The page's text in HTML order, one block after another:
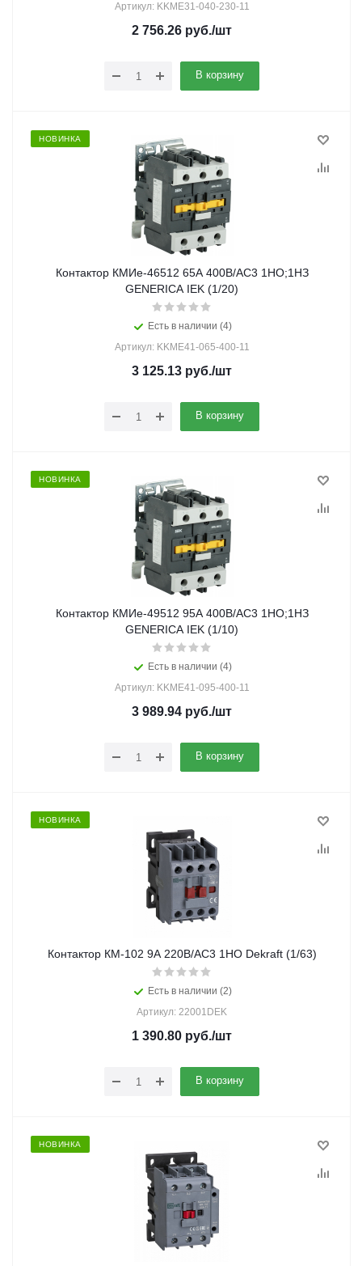
Артикул: KKME31-040-230-11
2 756.26 руб./шт
В корзину
НОВИНКА
Контактор КМИе-46512 65А 400В/АС3 1НО;1НЗ
GENERICA IEK (1/20)
Есть в наличии (4)
Артикул: KKME41-065-400-11
3 125.13 руб./шт
В корзину
НОВИНКА
Контактор КМИе-49512 95А 400В/АС3 1НО;1НЗ
GENERICA IEK (1/10)
Есть в наличии (4)
Артикул: KKME41-095-400-11
3 989.94 руб./шт
В корзину
НОВИНКА
Контактор КМ-102 9А 220В/АС3 1НО Dekraft (1/63)
Есть в наличии (2)
Артикул: 22001DEK
1 390.80 руб./шт
В корзину
НОВИНКА